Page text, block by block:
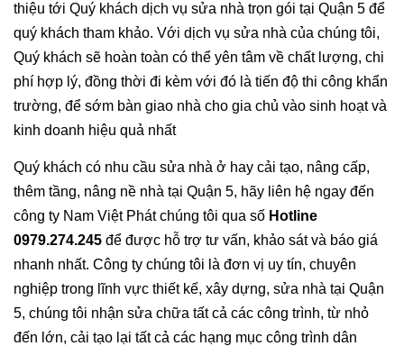
thiệu tới Quý khách dịch vụ sửa nhà trọn gói tại Quận 5 để
quý khách tham khảo. Với dịch vụ sửa nhà của chúng tôi,
Quý khách sẽ hoàn toàn có thể yên tâm về chất lượng, chi
phí hợp lý, đồng thời đi kèm với đó là tiến độ thi công khẩn
trường, để sớm bàn giao nhà cho gia chủ vào sinh hoạt và
kinh doanh hiệu quả nhất
Quý khách có nhu cầu sửa nhà ở hay cải tạo, nâng cấp,
thêm tầng, nâng nề nhà tại Quận 5, hãy liên hệ ngay đến
công ty Nam Việt Phát chúng tôi qua số Hotline
0979.274.245 để được hỗ trợ tư vấn, khảo sát và báo giá
nhanh nhất. Công ty chúng tôi là đơn vị uy tín, chuyên
nghiệp trong lĩnh vực thiết kế, xây dựng, sửa nhà tại Quận
5, chúng tôi nhận sửa chữa tất cả các công trình, từ nhỏ
đến lớn, cải tạo lại tất cả các hạng mục công trình dân